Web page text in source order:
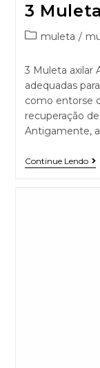
3
muleta /
3 Muleta axilar
adequadas
como entorse
recuperação
Antigamente,
Continue Lendo